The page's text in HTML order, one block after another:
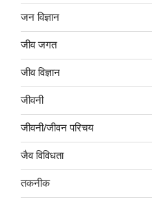
जन विज्ञान
जीव जगत
जीव विज्ञान
जीवनी
जीवनी/जीवन परिचय
जैव विविधता
तकनीक